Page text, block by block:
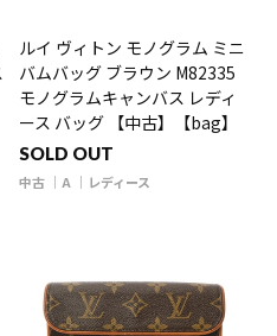
ルイ ヴィトン モノグラム ミニ
バムバッグ ブラウン M82335
モノグラムキャンバス レディ
ース バッグ 【中古】【bag】
SOLD OUT
中古 A レディース